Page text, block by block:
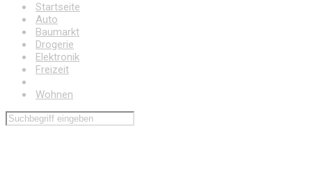
Startseite
Auto
Baumarkt
Drogerie
Elektronik
Freizeit
Wohnen